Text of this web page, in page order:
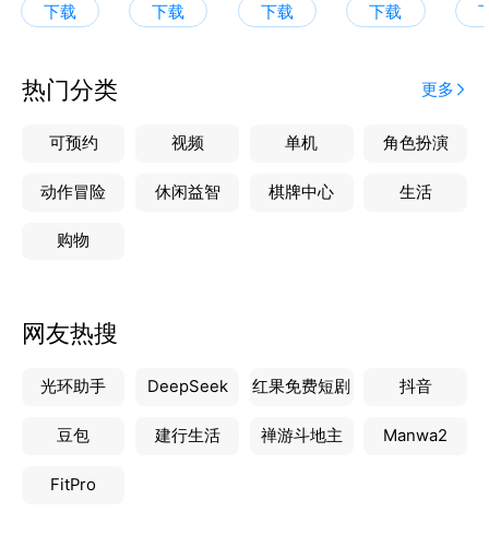
下载 下载 下载 下载
热门分类 更多
可预约 视频 单机 角色扮演
动作冒险 休闲益智 棋牌中心 生活
购物
网友热搜
光环助手 DeepSeek 红果免费短剧 抖音
豆包 建行生活 禅游斗地主 Manwa2
FitPro